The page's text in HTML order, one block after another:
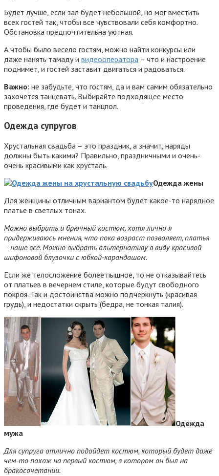
Будет лучше, если зал будет небольшой, но мог вместить
всех гостей так, чтобы все чувствовали себя комфортно.
Обстановка предпочтительна уютная.
А чтобы было весело гостям, можно найти конкурсы или
даже нанять тамаду и видеооператора – что и настроение
поднимет, и гостей заставит двигаться и радоваться.
Важно: не забудьте, что гостям, да и вам самим обязательно
захочется танцевать. Выбирайте подходящее место
проведения, где будет и танцпол.
Одежда супругов
Хрустальная свадьба – это праздник, а значит, наряды
должны быть какими? Правильно, праздничными и очень-
очень красивыми как хрусталь.
Одежда жены
Для женщины отличным вариантом будет какое-то нарядное
платье в светлых тонах.
Можно выбрать и брючный костюм, хотя лично я
придерживаюсь мнения, что пока возраст позволяет, платья
– наше всё. Можно выбрать альтернативу в виду красивой
шифоновой блузочки с юбкой-карандашом.
Если же телосложение более пышное, то не отказывайтесь
от платьев в вечернем стиле, которые будут свободного
покроя. Так и достоинства можно подчеркнуть (красивая
грудь), и недостатки скрыть (бедра, не тонкая талия).
Одежда
мужа
Для супруга отлично подойдет костюм, который будет даже
чем-то похож на первый костюм, в котором он был на
бракосочетании.